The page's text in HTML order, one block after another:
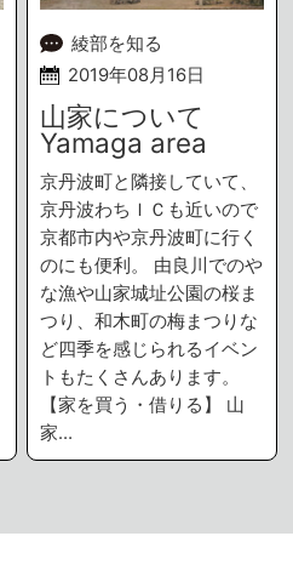
綾部を知る
2019年08月16日
山家について
Yamaga area
京丹波町と隣接していて、
京丹波わちＩＣも近いので
京都市内や京丹波町に行く
のにも便利。 由良川でのや
な漁や山家城址公園の桜ま
つり、和木町の梅まつりな
ど四季を感じられるイベン
トもたくさんあります。
【家を買う・借りる】 山
家…